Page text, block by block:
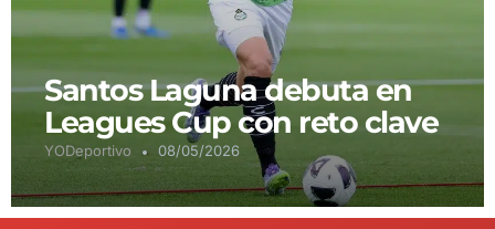
Santos Laguna debuta en
Leagues Cup con reto clave
YODeportivo 08/05/2026